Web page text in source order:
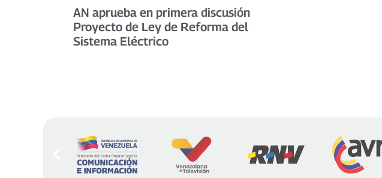
AN aprueba en primera discusión
Proyecto de Ley de Reforma del
Sistema Eléctrico